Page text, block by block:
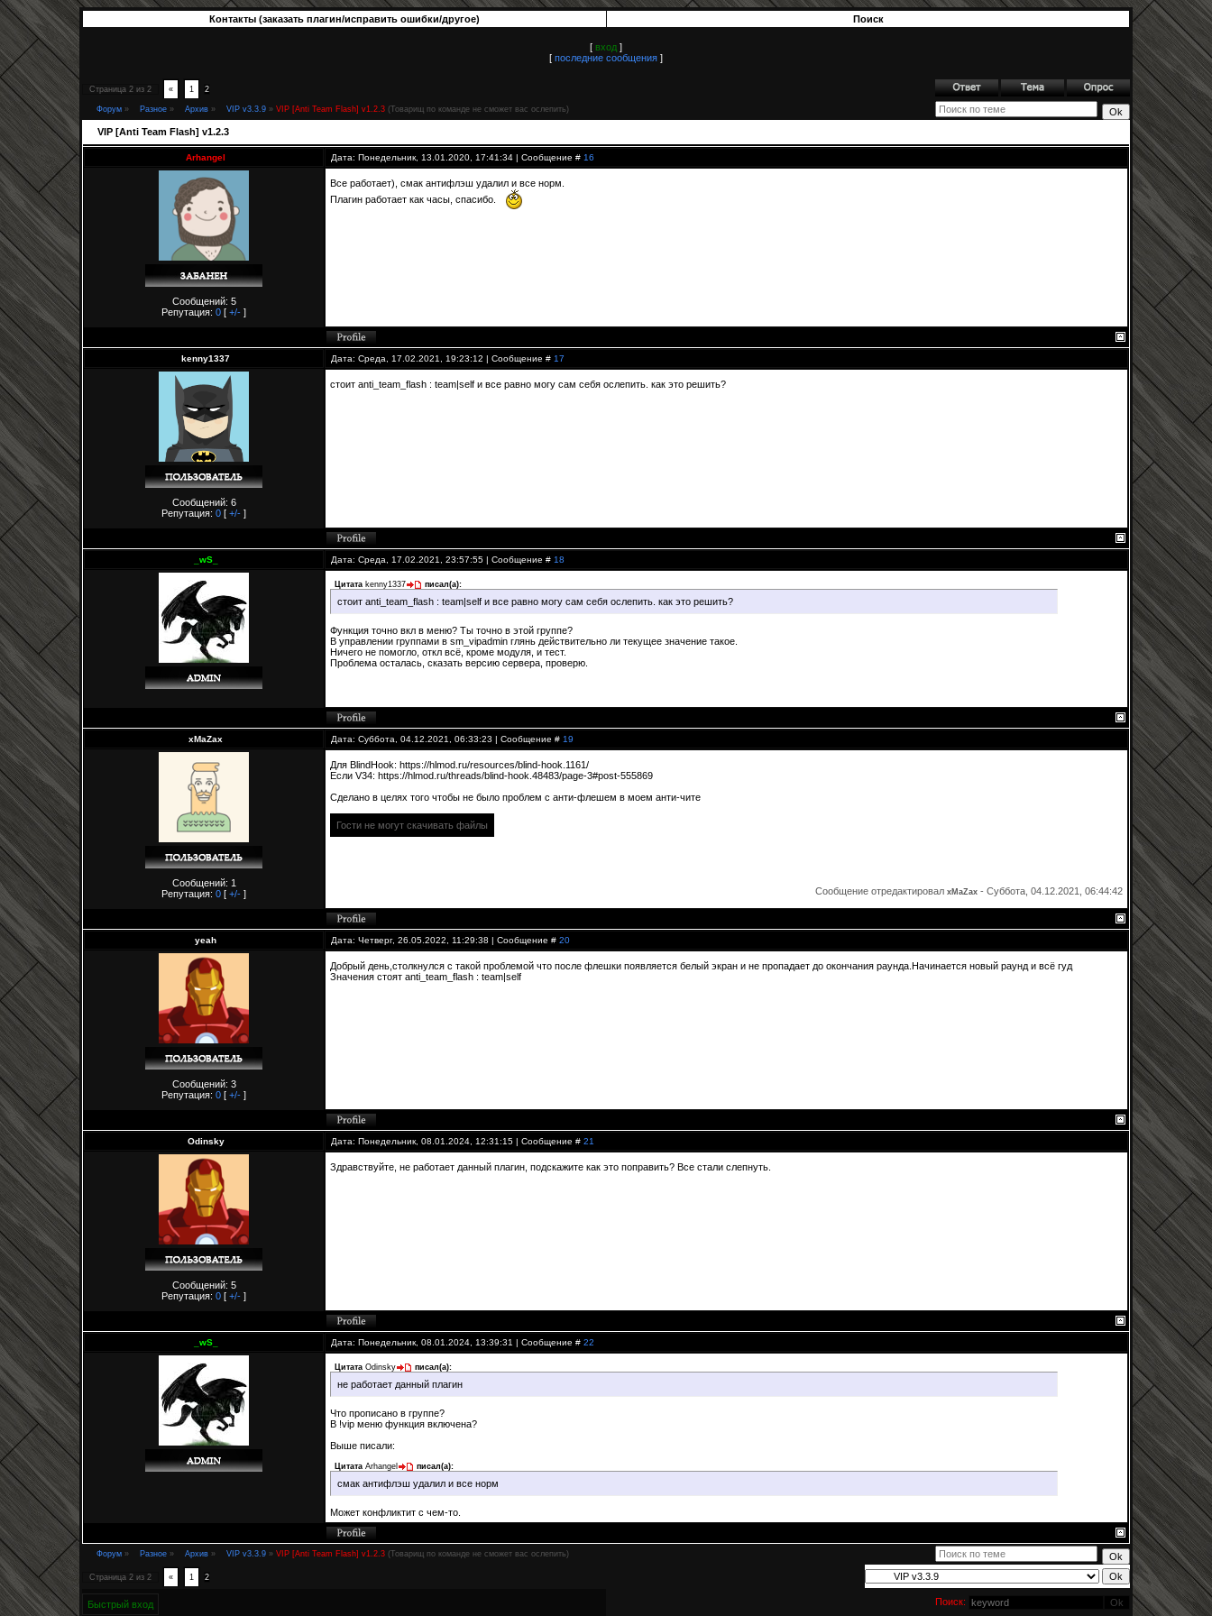
Контакты (заказать плагин/исправить ошибки/другое) Поиск
[ вход ]
[ последние сообщения ]
Страница 2 из 2 « 1 2
Форум » Разное » Архив » VIP v3.3.9 » VIP [Anti Team Flash] v1.2.3 (Товарищ по команде не сможет вас ослепить)
VIP [Anti Team Flash] v1.2.3
Arhangel Дата: Понедельник, 13.01.2020, 17:41:34 | Сообщение # 16
Сообщений: 5
Репутация: 0 [ +/- ]
Все работает), смак антифлэш удалил и все норм.
Плагин работает как часы, спасибо.
kenny1337 Дата: Среда, 17.02.2021, 19:23:12 | Сообщение # 17
Сообщений: 6
Репутация: 0 [ +/- ]
стоит anti_team_flash : team|self и все равно могу сам себя ослепить. как это решить?
_wS_ Дата: Среда, 17.02.2021, 23:57:55 | Сообщение # 18
Цитата kenny1337 писал(а):
стоит anti_team_flash : team|self и все равно могу сам себя ослепить. как это решить?
Функция точно вкл в меню? Ты точно в этой группе?
В управлении группами в sm_vipadmin глянь действительно ли текущее значение такое.
Ничего не помогло, откл всё, кроме модуля, и тест.
Проблема осталась, сказать версию сервера, проверю.
xMaZax Дата: Суббота, 04.12.2021, 06:33:23 | Сообщение # 19
Сообщений: 1
Репутация: 0 [ +/- ]
Для BlindHook: https://hlmod.ru/resources/blind-hook.1161/
Если V34: https://hlmod.ru/threads/blind-hook.48483/page-3#post-555869
Сделано в целях того чтобы не было проблем с анти-флешем в моем анти-чите
Гости не могут скачивать файлы
Сообщение отредактировал xMaZax - Суббота, 04.12.2021, 06:44:42
yeah Дата: Четверг, 26.05.2022, 11:29:38 | Сообщение # 20
Сообщений: 3
Репутация: 0 [ +/- ]
Добрый день,столкнулся с такой проблемой что после флешки появляется белый экран и не пропадает до окончания раунда.Начинается новый раунд и всё гуд
Значения стоят anti_team_flash : team|self
Odinsky Дата: Понедельник, 08.01.2024, 12:31:15 | Сообщение # 21
Сообщений: 5
Репутация: 0 [ +/- ]
Здравствуйте, не работает данный плагин, подскажите как это поправить? Все стали слепнуть.
_wS_ Дата: Понедельник, 08.01.2024, 13:39:31 | Сообщение # 22
Цитата Odinsky писал(а):
не работает данный плагин
Что прописано в группе?
В !vip меню функция включена?
Выше писали:
Цитата Arhangel писал(а):
смак антифлэш удалил и все норм
Может конфликтит с чем-то.
Форум » Разное » Архив » VIP v3.3.9 » VIP [Anti Team Flash] v1.2.3 (Товарищ по команде не сможет вас ослепить)
Страница 2 из 2 « 1 2
Поиск: